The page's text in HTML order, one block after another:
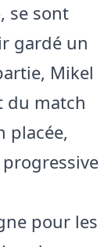
se sont
gardé un
Mikel
du match
placée,
pour les